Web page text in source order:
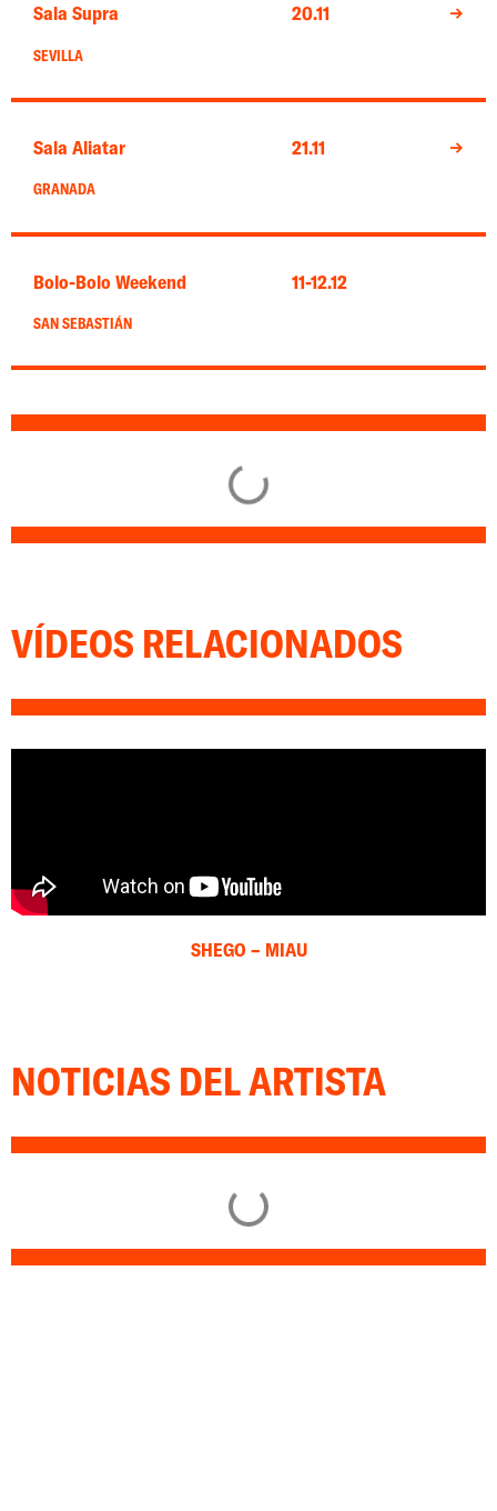
Sala Supra
SEVILLA
20.11 →
Sala Aliatar
GRANADA
21.11 →
Bolo-Bolo Weekend
SAN SEBASTIÁN
11-12.12
VÍDEOS RELACIONADOS
SHEGO – MIAU
NOTICIAS DEL ARTISTA